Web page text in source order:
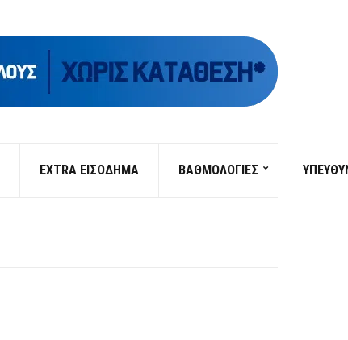
EXTRA ΕΙΣΟΔΗΜΑ ΒΑΘΜΟΛΟΓΙΕΣ